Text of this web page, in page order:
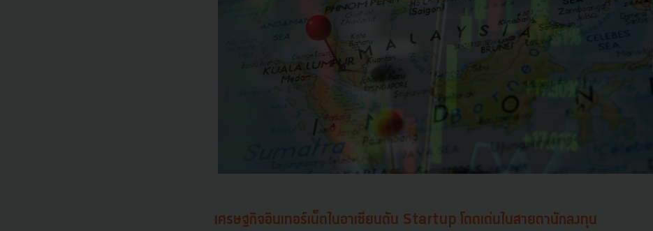
เศรษฐกิจอินเทอร์เน็ตในอาเซียนดัน Startup โดดเด่นในสายตานักลงทุน